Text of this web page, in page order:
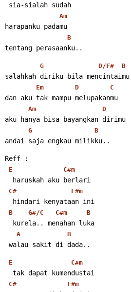
sia-sialah sudah
Am
harapanku padamu
B
tentang perasaanku..
G D/F# B
salahkah diriku bila mencintaimu
Em D C
dan aku tak mampu melupakanmu
Am D
aku hanya bisa bayangkan dirimu
G B
andai saja engkau milikku..
Reff :
E C#m
  haruskah aku berlari
C# F#m
  hindari kenyataan ini
B G#/C C#m B
  kurela.. menahan luka
A B
walau sakit di dada..
E C#m
  tak dapat kumendustai
C# F#m